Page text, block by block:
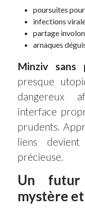
poursuites
infections
partage
arnaques
Minziv sans
presque
dangereux
interface
prudents.
liens
précieuse.
Un futur
mystère